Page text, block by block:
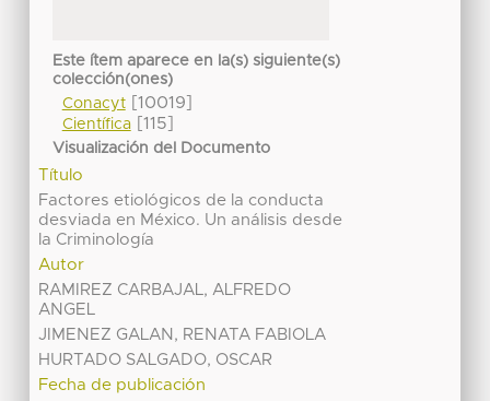
Este ítem aparece en la(s) siguiente(s)
colección(ones)
Conacyt[10019]
Científica[115]
Visualización del Documento
Título
Factores etiológicos de la conducta
desviada en México. Un análisis desde
la Criminología
Autor
RAMIREZ CARBAJAL, ALFREDO
ANGEL
JIMENEZ GALAN, RENATA FABIOLA
HURTADO SALGADO, OSCAR
Fecha de publicación